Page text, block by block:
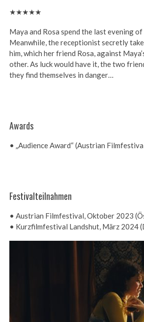
★★★★★
Maya and Rosa spend the last evening
Meanwhile, the receptionist secretly
him, which her friend Rosa, against
other. As luck would have it, the two
they find themselves in danger…
Awards
• „Audience Award“ (Austrian
Festivalteilnahmen
• Austrian Filmfestival, Oktober 2023
• Kurzfilmfestival Landshut, März 2024